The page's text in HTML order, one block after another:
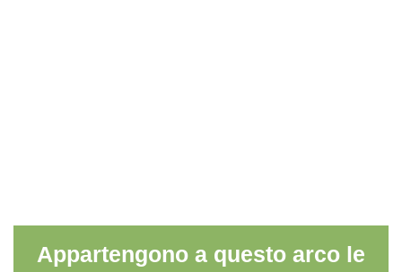
Appartengono a questo arco le